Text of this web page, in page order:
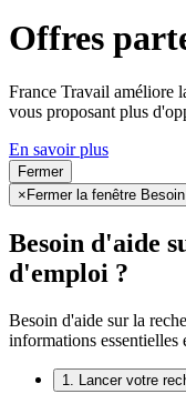
Offres
France Travail améliore
vous proposant plus
En savoir plus
Fermer
× Fermer la fenêtre
Besoin d'aide
d'emploi ?
Besoin d'aide sur la
informations essentielles
1. Lancer votre